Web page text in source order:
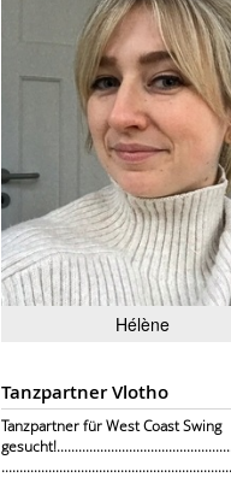
Hélène
Tanzpartner Vlotho
Tanzpartner für West Coast Swing